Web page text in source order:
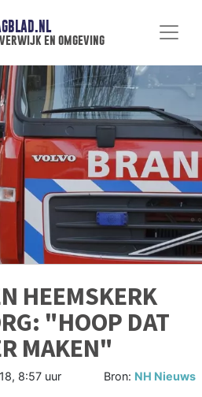
en omgeving
HEEMSKERK
"HOOP DAT
MAKEN"
8:57 uur Bron: NH Nieuws